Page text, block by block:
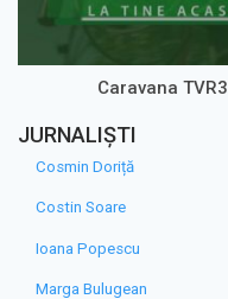
Caravana TVR3
JURNALIȘTI
Cosmin Doriță
Costin Soare
Ioana Popescu
Marga Bulugean